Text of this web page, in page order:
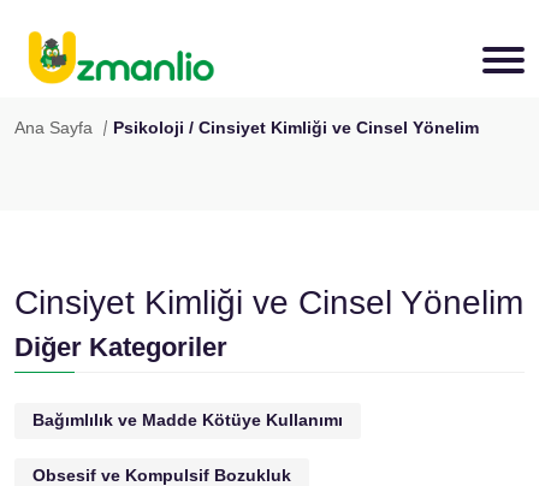
Ana Sayfa Psikoloji / Cinsiyet Kimliği ve Cinsel Yönelim
Cinsiyet Kimliği ve Cinsel Yönelim
Diğer Kategoriler
Bağımlılık ve Madde Kötüye Kullanımı
Obsesif ve Kompulsif Bozukluk